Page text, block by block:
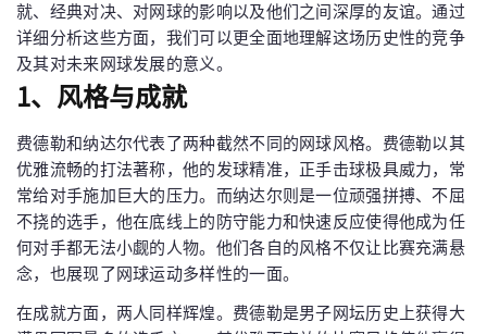
就、经典对决、对网球的影响以及他们之间深厚的友谊。通过
详细分析这些方面，我们可以更全面地理解这场历史性的竞争
及其对未来网球发展的意义。
1、风格与成就
费德勒和纳达尔代表了两种截然不同的网球风格。费德勒以其
优雅流畅的打法著称，他的发球精准，正手击球极具威力，常
常给对手施加巨大的压力。而纳达尔则是一位顽强拼搏、不屈
不挠的选手，他在底线上的防守能力和快速反应使得他成为任
何对手都无法小觑的人物。他们各自的风格不仅让比赛充满悬
念，也展现了网球运动多样性的一面。
在成就方面，两人同样辉煌。费德勒是男子网坛历史上获得大